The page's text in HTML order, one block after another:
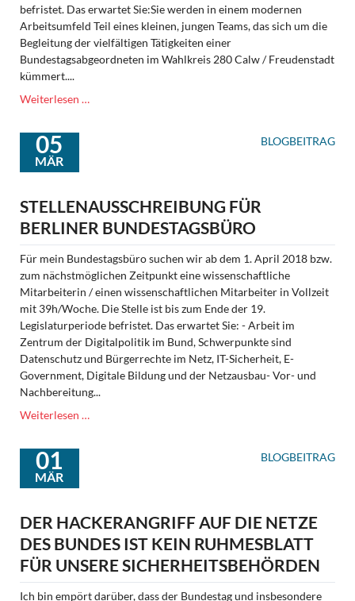
befristet. Das erwartet Sie:Sie werden in einem modernen
Arbeitsumfeld Teil eines kleinen, jungen Teams, das sich um die
Begleitung der vielfältigen Tätigkeiten einer
Bundestagsabgeordneten im Wahlkreis 280 Calw / Freudenstadt
kümmert....
Weiterlesen …
BLOGBEITRAG
05
MÄR
STELLENAUSSCHREIBUNG FÜR
BERLINER BUNDESTAGSBÜRO
Für mein Bundestagsbüro suchen wir ab dem 1. April 2018 bzw.
zum nächstmöglichen Zeitpunkt eine wissenschaftliche
Mitarbeiterin / einen wissenschaftlichen Mitarbeiter in Vollzeit
mit 39h/Woche. Die Stelle ist bis zum Ende der 19.
Legislaturperiode befristet. Das erwartet Sie: - Arbeit im
Zentrum der Digitalpolitik im Bund, Schwerpunkte sind
Datenschutz und Bürgerrechte im Netz, IT-Sicherheit, E-
Government, Digitale Bildung und der Netzausbau- Vor- und
Nachbereitung...
Weiterlesen …
BLOGBEITRAG
01
MÄR
DER HACKERANGRIFF AUF DIE NETZE
DES BUNDES IST KEIN RUHMESBLATT
FÜR UNSERE SICHERHEITSBEHÖRDEN
Ich bin empört darüber, dass der Bundestag und insbesondere